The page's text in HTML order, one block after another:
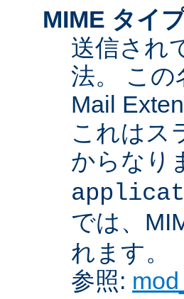
MIME タイ
送信され
法。 この
Mail
これはス
からなり
では、
れます。
参照: